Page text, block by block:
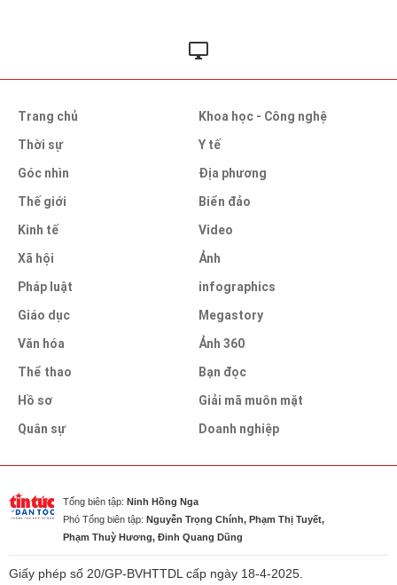
Trang chủ
Thời sự
Góc nhìn
Thế giới
Kinh tế
Xã hội
Pháp luật
Giáo dục
Văn hóa
Thể thao
Hồ sơ
Quân sự
Khoa học - Công nghệ
Y tế
Địa phương
Biển đảo
Video
Ảnh
infographics
Megastory
Ảnh 360
Bạn đọc
Giải mã muôn mặt
Doanh nghiệp
Tổng biên tập: Ninh Hồng Nga
Phó Tổng biên tập: Nguyễn Trọng Chính, Phạm Thị Tuyết,
Phạm Thuỳ Hương, Đinh Quang Dũng
Giấy phép số 20/GP-BVHTTDL cấp ngày 18-4-2025.